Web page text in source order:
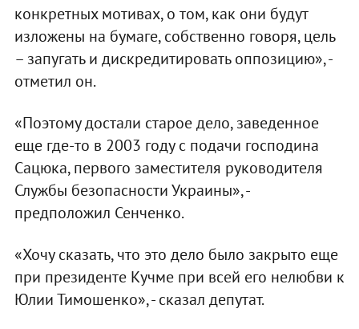
конкретных мотивах, о том, как они будут
изложены на бумаге, собственно говоря, цель
– запугать и дискредитировать оппозицию», -
отметил он.
«Поэтому достали старое дело, заведенное
еще где-то в 2003 году с подачи господина
Сацюка, первого заместителя руководителя
Службы безопасности Украины», -
предположил Сенченко.
«Хочу сказать, что это дело было закрыто еще
при президенте Кучме при всей его нелюбви к
Юлии Тимошенко», - сказал депутат.